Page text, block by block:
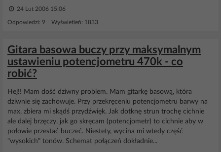
24 Lut 2006 15:06
Odpowiedzi: 9 Wyświetleń: 1833
Gitara basowa buczy przy maksymalnym
ustawieniu potencjometru 470k - co
robić?
Hej!! Mam dość dziwny problem. Mam gitarkę basową, która
dziwnie się zachowuje. Przy przekręceniu potencjometru barwy na
max, zbiera mi skądś przydźwięk. Jak dotknę strun trochę cichnie
ale dalej brzęczy. jak go skręcam (potencjometr) to cichnie aby w
połowie przestać buczeć. Niestety, wycina mi wtedy część
"wysokich" tonów. Schemat połączeń dokładnie...